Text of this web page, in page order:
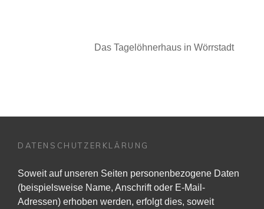
Das Tagelöhnerhaus in Wörrstadt
DATENSCHUTZERKLÄRUNG
Soweit auf unseren Seiten personenbezogene Daten
(beispielsweise Name, Anschrift oder E-Mail-
Adressen) erhoben werden, erfolgt dies, soweit